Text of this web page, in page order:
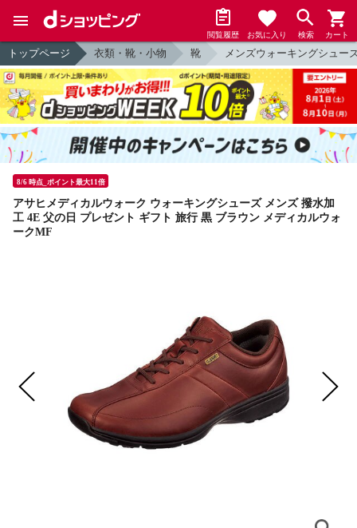
閲覧履歴 お気に入り 検索 カート
トップページ 衣類・靴・小物 靴 メンズウォーキングシュー
8/6 時点_ポイント最大11倍
アサヒメディカルウォーク ウォーキングシューズ メンズ 撥水加
工 4E 父の日 プレゼント ギフト 旅行 黒 ブラウン メディカルウォ
ークMF